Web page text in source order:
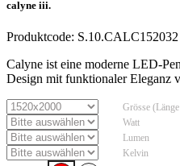
calyne iii.
Produktcode: S.10.CALC152032
Calyne ist eine moderne LED-
Design mit funktionaler Eleganz
Grösse
Watt
Lumen
Kelvin